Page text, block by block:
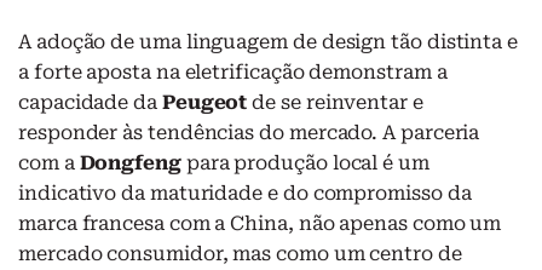
A adoção de uma linguagem de design tão distinta e
a forte aposta na eletrificação demonstram a
capacidade da Peugeot de se reinventar e
responder às tendências do mercado. A parceria
com a Dongfengpara produção local é um
indicativo da maturidade e do compromisso da
marca francesa com a China, não apenas como um
mercado consumidor, mas como um centro de